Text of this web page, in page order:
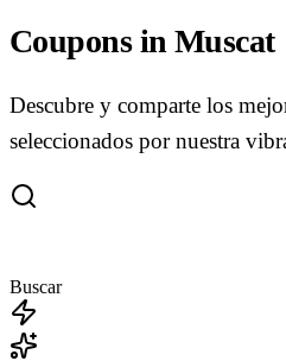
Coupons in Muscat
Descubre y comparte los
seleccionados por nuestra
Buscar